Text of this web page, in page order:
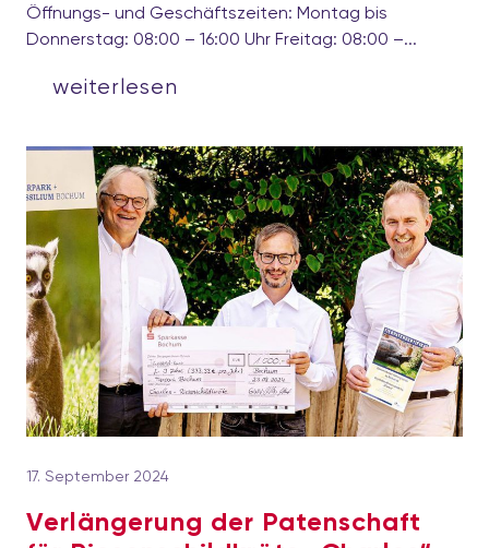
Öffnungs- und Geschäftszeiten: Montag bis
Donnerstag: 08:00 – 16:00 Uhr Freitag: 08:00 –...
weiterlesen
17. September 2024
Verlängerung der Patenschaft